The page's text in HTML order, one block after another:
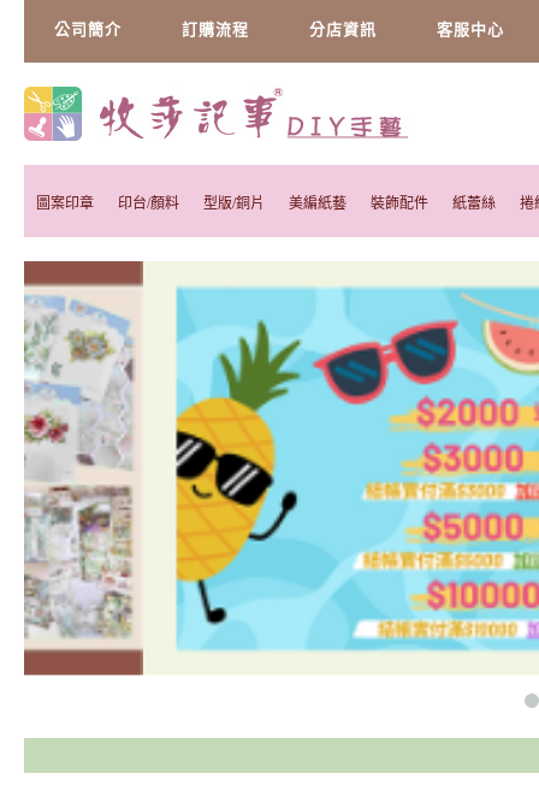
公司簡介 訂購流程 分店資訊 客服中心
圖案印章 印台/顏料 型版/銅片 美編紙藝 裝飾配件 紙蕾絲 捲